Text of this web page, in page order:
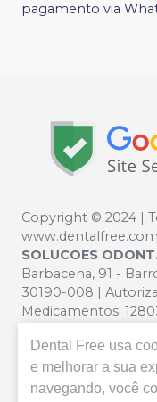
pagamento via
Copyright © 2024 |
SOLUCOES
Barbacena, 91 -
30190-008 |
Medicamentos:
Privacidade e
Os preços e
alterações. Em
Dental Free usa
e melhorar a sua
navegando, você